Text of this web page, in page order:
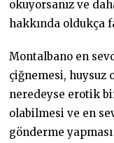
okuyorsanız ve
hakkında oldukça
Montalbano en
çiğnemesi, huysuz
neredeyse erotik
olabilmesi ve en
gönderme